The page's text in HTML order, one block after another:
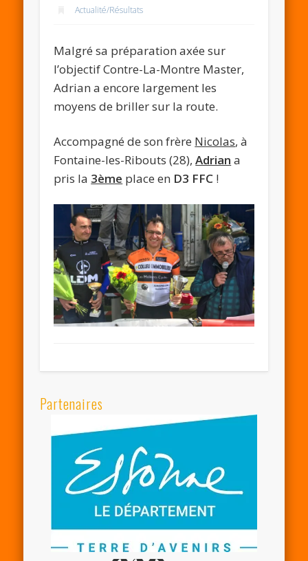
Actualité/Résultats
Malgré sa préparation axée sur
l’objectif Contre-La-Montre Master,
Adrian a encore largement les
moyens de briller sur la route.
Accompagné de son frère Nicolas, à
Fontaine-les-Ribouts (28),Adrian a
pris la 3ème place en D3 FFC !
Partenaires